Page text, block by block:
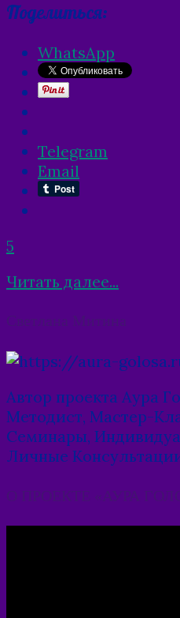
Поделиться:
WhatsApp
Telegram
Email
5
Читать далее...
navigation
Автор проекта Аура
Методист, Мастер-
Семинары,
Личные